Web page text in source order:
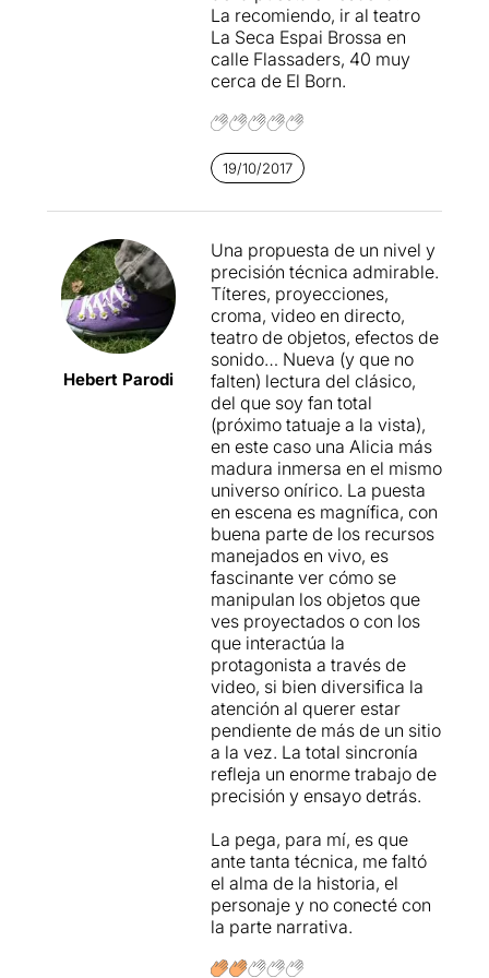
Laura GalliiConsuelo Barre
ra.
Estem doncs davant d'
tècnicament perfecte
la sevaacurada sincronia
entre el personatge de carn
ordinadors, càmeres de
pantallaque barregen
l'acció de diferents espais i
un magnífic espai sonor,
interpretat també en directe
perGerard Masalias
MasaliasiXavier Ilveira.
Una proposta que ens ha
agradat més per la manera
en què està portada als ulls
dels espectadors, que per
l'argument que ja coneixem
prou bé.
Un treball escènic que vol
beure de
diferents corrents artístiques
com el Dadaisme, el
Surrealisme i sobretot del
món de la poesia
visual Brossiana, amb una
estètica molt innovadora;
espectadors poden veure
en directe el
"work in progress" de
l'elaboració de la posada
directe, amb la superposició
de diferents imatges
creades a diferents espais
de la sala i transformades en
una projecció
cinematogràfica al fons de
La recomiendo, ir al teatro
La Seca Espai Brossa en
calle Flassaders, 40 muy
cerca de El Born.
19/10/2017
Hebert Parodi
Una propuesta de un nivel y
precisión técnica admirable.
Títeres, proyecciones,
croma, video en directo,
teatro de objetos, efectos de
sonido… Nueva (y que no
falten) lectura del clásico,
del que soy fan total
(próximo tatuaje a la vista),
en este caso una Alicia más
madura inmersa en el mismo
universo onírico. La puesta
en escena es magnífica, con
buena parte de los recursos
manejados en vivo, es
fascinante ver cómo se
manipulan los objetos que
ves proyectados o con los
que interactúa la
protagonista a través de
video, si bien diversifica la
atención al querer estar
pendiente de más de un sitio
a la vez. La total sincronía
refleja un enorme trabajo de
precisión y ensayo detrás.
La pega, para mí, es que
ante tanta técnica, me faltó
el alma de la historia, el
personaje y no conecté con
la parte narrativa.